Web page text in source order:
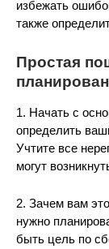
избежать
также
Простая
1. Начать с
определить
Учтите все
могут
2. Зачем вам
нужно
быть цель по